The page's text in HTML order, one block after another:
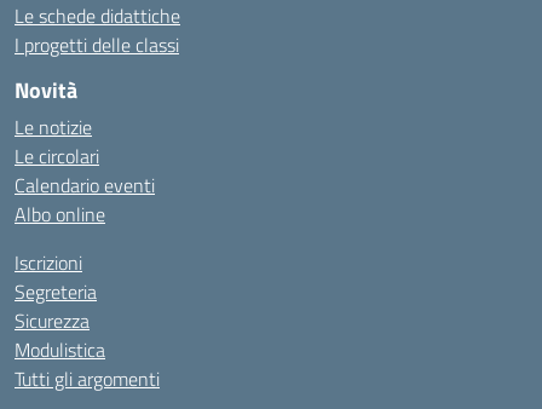
Le schede didattiche
I progetti delle classi
Novità
Le notizie
Le circolari
Calendario eventi
Albo online
Iscrizioni
Segreteria
Sicurezza
Modulistica
Tutti gli argomenti